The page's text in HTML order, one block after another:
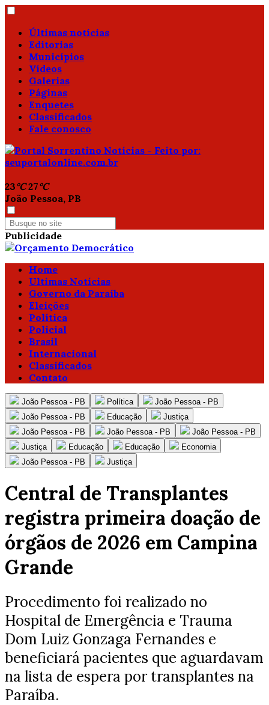
Últimas notícias
Editorias
Municípios
Vídeos
Galerias
Páginas
Enquetes
Classificados
Fale conosco
23°C 27°C
João Pessoa, PB
Publicidade
Home
Ultimas Notícias
Governo da Paraíba
Eleições
Política
Policial
Brasil
Internacional
Classificados
Contato
João Pessoa - PB Política
João Pessoa - PB
João Pessoa - PB
Educação
Justiça
João Pessoa - PB
João Pessoa - PB
João Pessoa - PB
Justiça
Educação Educação
Economia
João Pessoa - PB
Justiça
Central de Transplantes
registra primeira doação de
órgãos de 2026 em Campina
Grande
Procedimento foi realizado no
Hospital de Emergência e Trauma
Dom Luiz Gonzaga Fernandes e
beneficiará pacientes que aguardavam
na lista de espera por transplantes na
Paraíba.